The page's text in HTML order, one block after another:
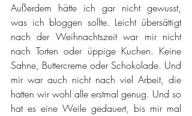
Außerdem hätte ich gar nicht gewusst,
was ich bloggen sollte. Leicht übersättigt
nach der Weihnachtszeit war mir nicht
nach Torten oder üppige Kuchen. Keine
Sahne, Buttercreme oder Schokolade. Und
mir war auch nicht nach viel Arbeit, die
hatten wir wohl alle erstmal genug. Und so
hat es eine Weile gedauert, bis mir mal